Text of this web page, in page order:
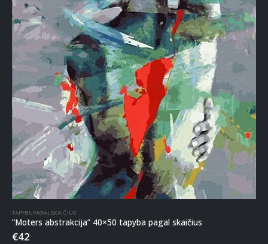
TAPYBA PAGAL SKAIČIUS
“Moters abstrakcija” 40×50 tapyba pagal skaičius
€42